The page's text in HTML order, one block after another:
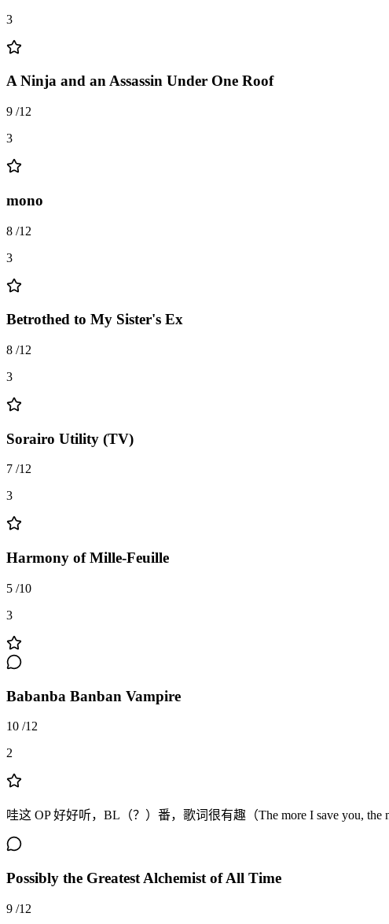
3
A Ninja and an Assassin Under One Roof
9 /12
3
mono
8 /12
3
Betrothed to My Sister's Ex
8 /12
3
Sorairo Utility (TV)
7 /12
3
Harmony of Mille-Feuille
5 /10
3
Babanba Banban Vampire
10 /12
2
哇这 OP 好好听，BL（？）番，歌词很有趣（The more I save you,
Possibly the Greatest Alchemist of All Time
9 /12